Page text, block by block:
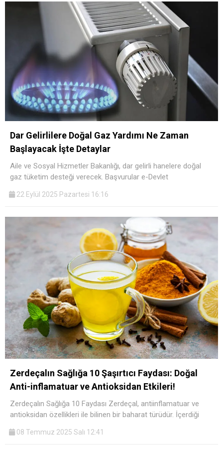
Dar Gelirlilere Doğal Gaz Yardımı Ne Zaman
Başlayacak İşte Detaylar
Aile ve Sosyal Hizmetler Bakanlığı, dar gelirli hanelere doğal
gaz tüketim desteği verecek. Başvurular e-Devlet
22 Eylül 2025 Pazartesi 16:16
Zerdeçalın Sağlığa 10 Şaşırtıcı Faydası: Doğal
Anti-inflamatuar ve Antioksidan Etkileri!
Zerdeçalın Sağlığa 10 Faydası Zerdeçal, antiinflamatuar ve
antioksidan özellikleri ile bilinen bir baharat türüdür. İçerdiği
08 Temmuz 2025 Salı 12:41